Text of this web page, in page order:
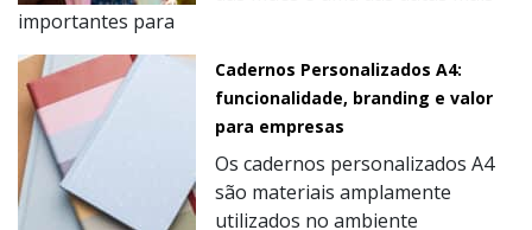
importantes para
Cadernos Personalizados A4:
funcionalidade, branding e valor
para empresas
Os cadernos personalizados A4
são materiais amplamente
utilizados no ambiente